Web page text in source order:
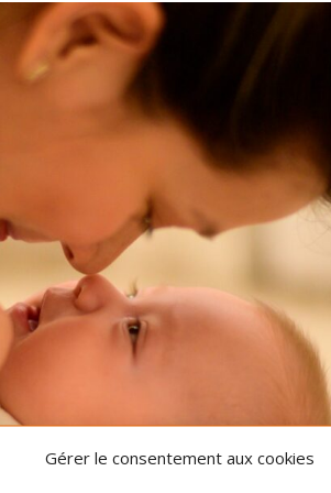
Gérer le consentement aux cookies